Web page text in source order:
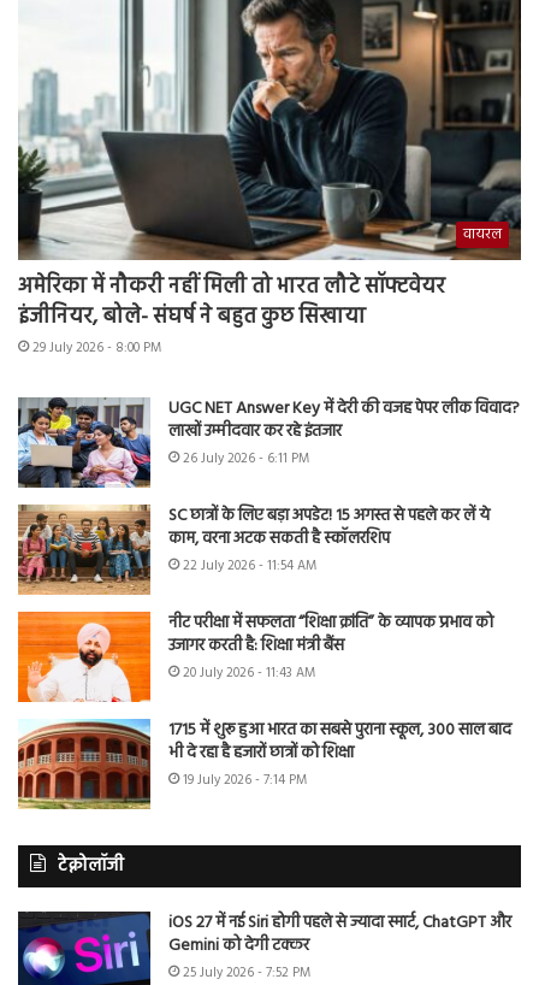
वायरल
अमेरिका में नौकरी नहीं मिली तो भारत लौटे सॉफ्टवेयर
इंजीनियर, बोले- संघर्ष ने बहुत कुछ सिखाया
29 July 2026 - 8:00 PM
UGC NET Answer Key में देरी की वजह पेपर लीक विवाद?
लाखों उम्मीदवार कर रहे इंतजार
26 July 2026 - 6:11 PM
SC छात्रों के लिए बड़ा अपडेट! 15 अगस्त से पहले कर लें ये
काम, वरना अटक सकती है स्कॉलरशिप
22 July 2026 - 11:54 AM
नीट परीक्षा में सफलता “शिक्षा क्रांति” के व्यापक प्रभाव को
उजागर करती है: शिक्षा मंत्री बैंस
20 July 2026 - 11:43 AM
1715 में शुरू हुआ भारत का सबसे पुराना स्कूल, 300 साल बाद
भी दे रहा है हजारों छात्रों को शिक्षा
19 July 2026 - 7:14 PM
टेक्नोलॉजी
iOS 27 में नई Siri होगी पहले से ज्यादा स्मार्ट, ChatGPT और
Gemini को देगी टक्कर
25 July 2026 - 7:52 PM